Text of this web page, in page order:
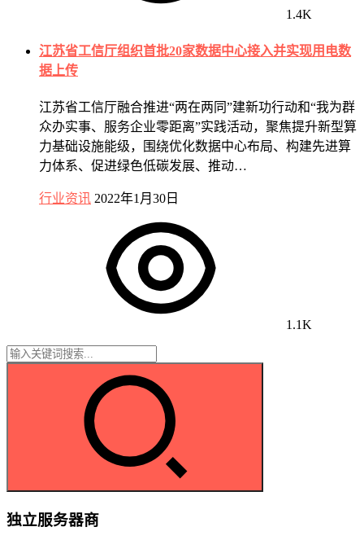
1.4K
江苏省工信厅组织首批20家数据中心接入并实现用电数
据上传
江苏省工信厅融合推进“两在两同”建新功行动和“我为群
众办实事、服务企业零距离”实践活动，聚焦提升新型算
力基础设施能级，围绕优化数据中心布局、构建先进算
力体系、促进绿色低碳发展、推动…
行业资讯 2022年1月30日
1.1K
独立服务器商